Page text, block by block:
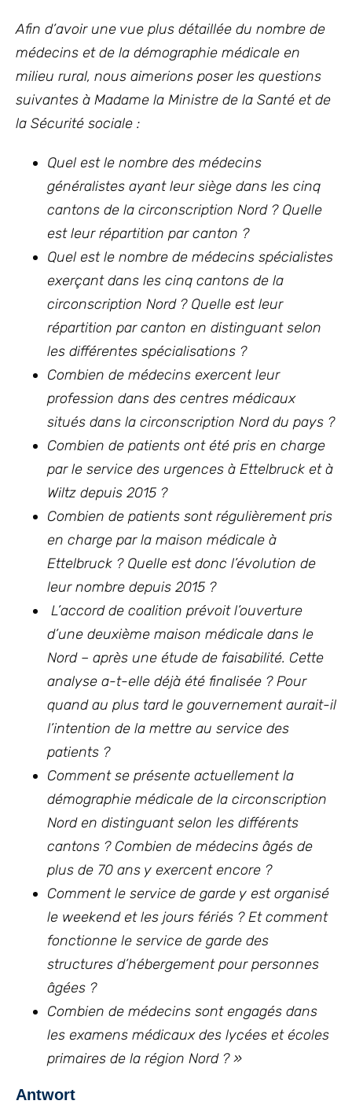
Afin d’avoir une vue plus détaillée du nombre de
médecins et de la démographie médicale en
milieu rural, nous aimerions poser les questions
suivantes à Madame la Ministre de la Santé et de
la Sécurité sociale :
Quel est le nombre des médecins
généralistes ayant leur siège dans les cinq
cantons de la circonscription Nord ? Quelle
est leur répartition par canton ?
Quel est le nombre de médecins spécialistes
exerçant dans les cinq cantons de la
circonscription Nord ? Quelle est leur
répartition par canton en distinguant selon
les différentes spécialisations ?
Combien de médecins exercent leur
profession dans des centres médicaux
situés dans la circonscription Nord du pays ?
Combien de patients ont été pris en charge
par le service des urgences à Ettelbruck et à
Wiltz depuis 2015 ?
Combien de patients sont régulièrement pris
en charge par la maison médicale à
Ettelbruck ? Quelle est donc l’évolution de
leur nombre depuis 2015 ?
L’accord de coalition prévoit l’ouverture
d’une deuxième maison médicale dans le
Nord – après une étude de faisabilité. Cette
analyse a-t-elle déjà été finalisée ? Pour
quand au plus tard le gouvernement aurait-il
l’intention de la mettre au service des
patients ?
Comment se présente actuellement la
démographie médicale de la circonscription
Nord en distinguant selon les différents
cantons ? Combien de médecins âgés de
plus de 70 ans y exercent encore ?
Comment le service de garde y est organisé
le weekend et les jours fériés ? Et comment
fonctionne le service de garde des
structures d’hébergement pour personnes
âgées ?
Combien de médecins sont engagés dans
les examens médicaux des lycées et écoles
primaires de la région Nord ? »
Antwort